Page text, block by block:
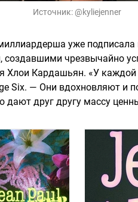
Источник: @kyliejenner
уже
чрезвычайно
Хлои Кардашьян. «У
Six. — Они вдохновляют и
дают друг другу массу